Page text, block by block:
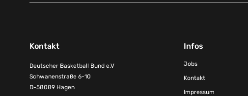
Kontakt
Deutscher Basketball Bund e.V
Schwanenstraße 6-10
D-58089 Hagen
Infos
Jobs
Kontakt
Impressum